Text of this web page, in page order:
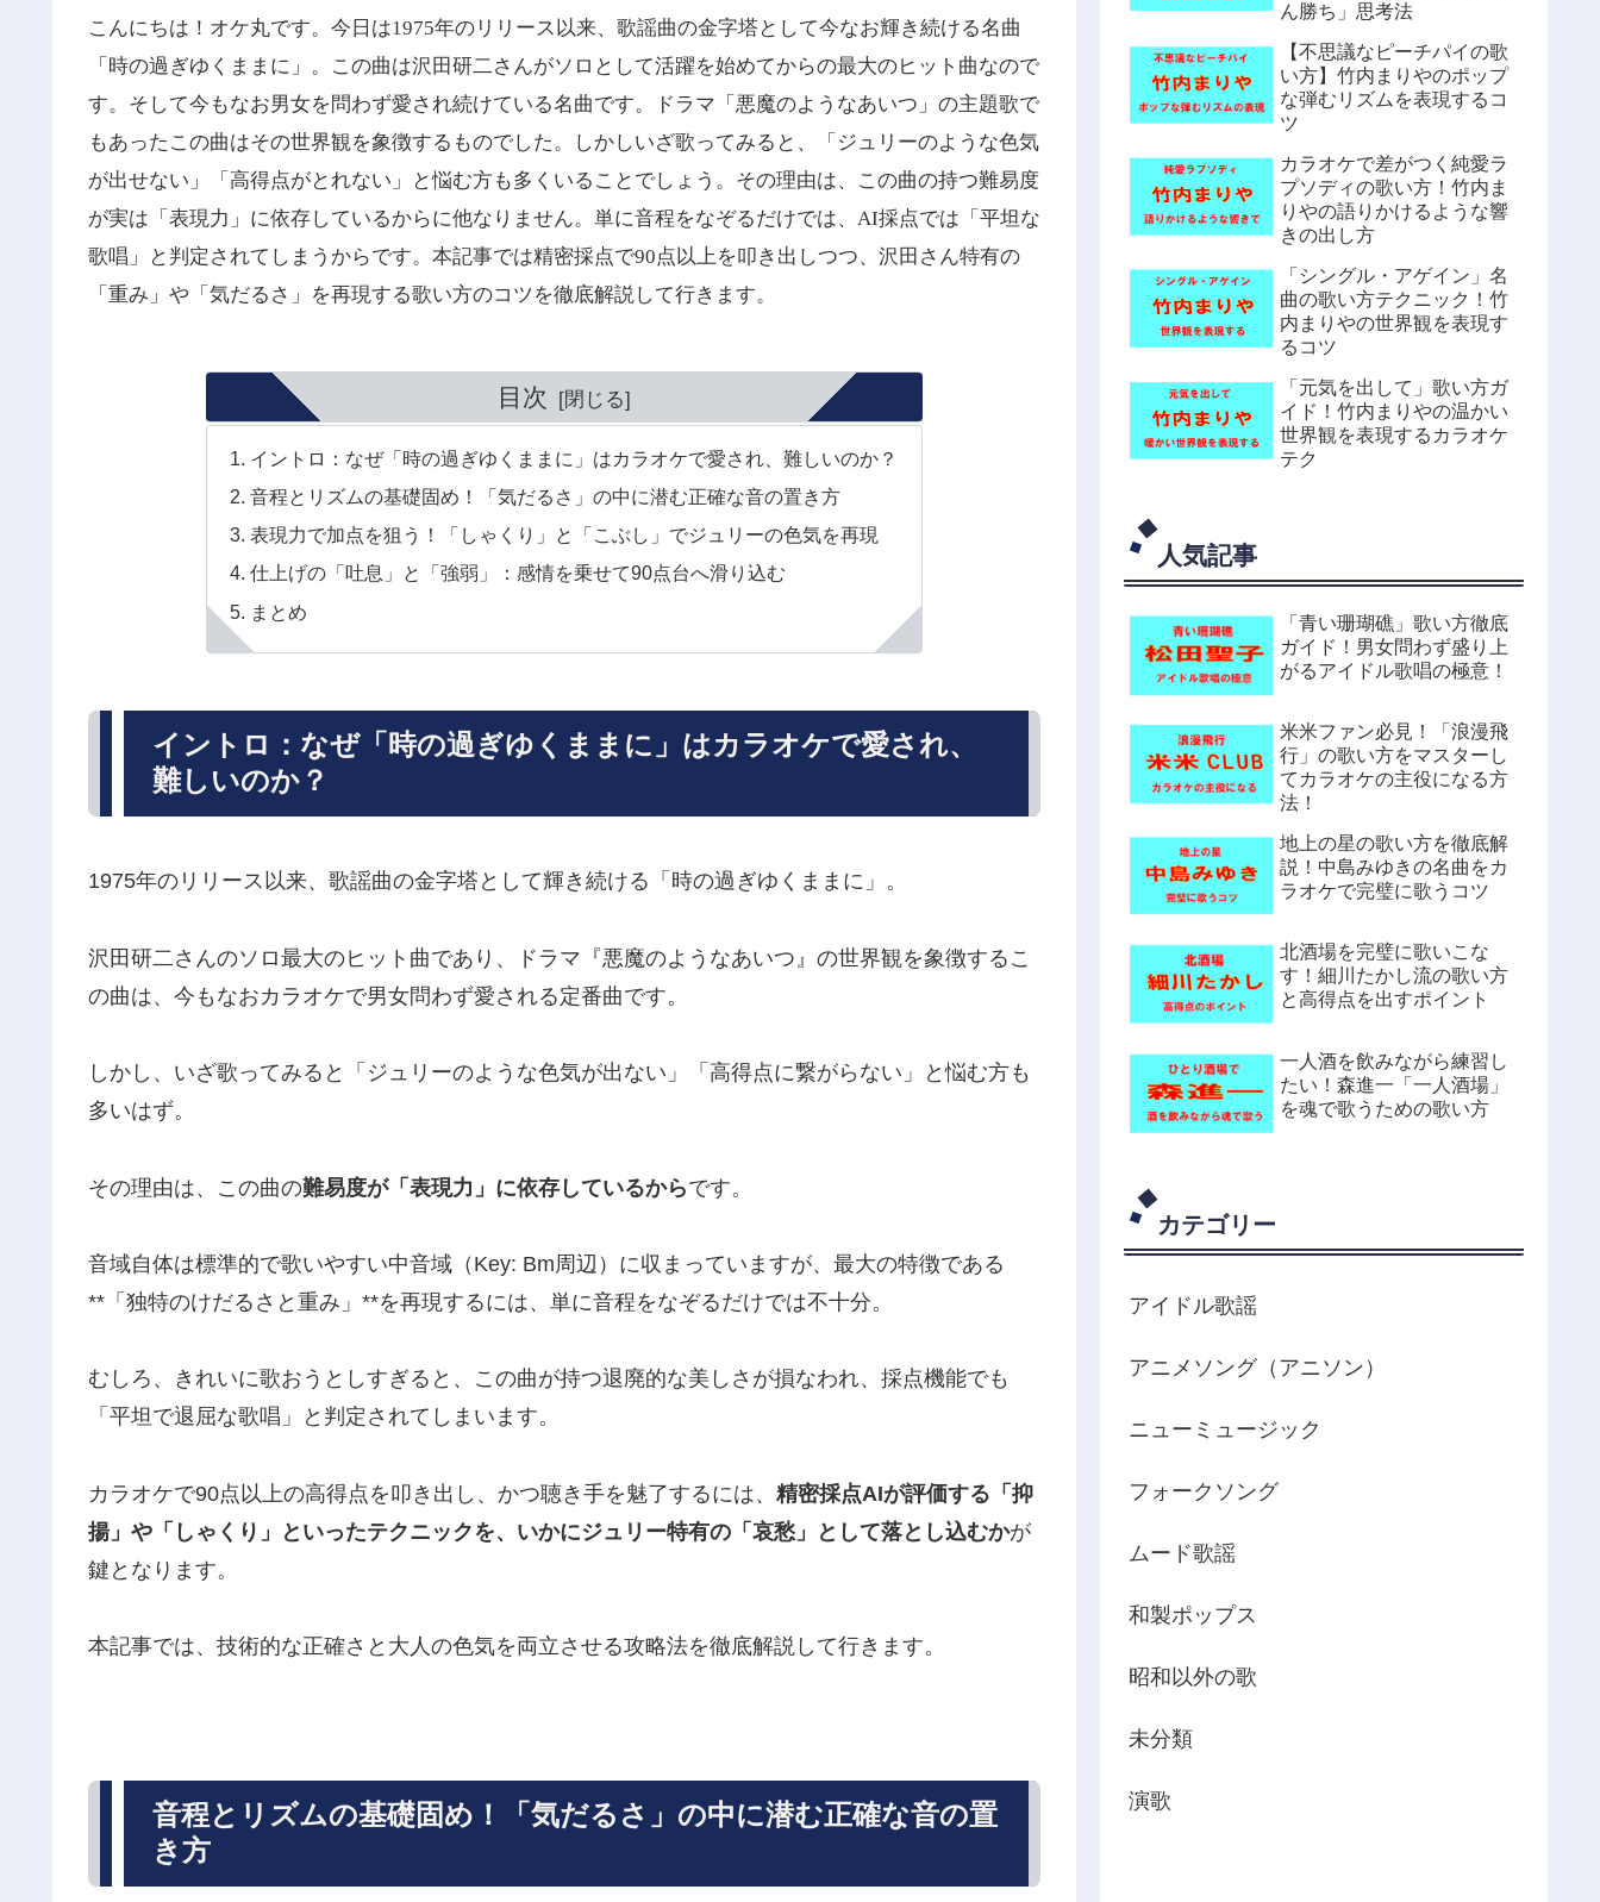
こんにちは！オケ丸です。今日は1975年のリリース以来、歌謡曲の金字塔として今なお輝き続ける名曲
「時の過ぎゆくままに」。この曲は沢田研二さんがソロとして活躍を始めてからの最大のヒット曲なので
す。そして今もなお男女を問わず愛され続けている名曲です。ドラマ「悪魔のようなあいつ」の主題歌で
もあったこの曲はその世界観を象徴するものでした。しかしいざ歌ってみると、「ジュリーのような色気
が出せない」「高得点がとれない」と悩む方も多くいることでしょう。その理由は、この曲の持つ難易度
が実は「表現力」に依存しているからに他なりません。単に音程をなぞるだけでは、 AI採点では「平坦な
歌唱」と判定されてしまうからです。本記事では精密採点で90点以上を叩き出しつつ、沢田さん特有の
「重み」や「気だるさ」を再現する歌い方のコツを徹底解説して行きます。
目次
イントロ：なぜ「時の過ぎゆくままに」はカラオケで愛され、難しいのか？
音程とリズムの基礎固め！「気だるさ」の中に潜む正確な音の置き方
表現力で加点を狙う！「しゃくり」と「こぶし」でジュリーの色気を再現
仕上げの「吐息」と「強弱」：感情を乗せて90点台へ滑り込む
まとめ
イントロ：なぜ「時の過ぎゆくままに」はカラオケで愛され、
難しいのか？
1975年のリリース以来、歌謡曲の金字塔として輝き続ける「時の過ぎゆくままに」。
沢田研二さんのソロ最大のヒット曲であり、ドラマ『悪魔のようなあいつ』の世界観を象徴するこ
の曲は、今もなおカラオケで男女問わず愛される定番曲です。
しかし、いざ歌ってみると「ジュリーのような色気が出ない」「高得点に繋がらない」と悩む方も
多いはず。
その理由は、この曲の難易度が「表現力」に依存しているからです。
音域自体は標準的で歌いやすい中音域（Key: Bm周辺）に収まっていますが、最大の特徴である
**「独特のけだるさと重み」**を再現するには、単に音程をなぞるだけでは不十分。
むしろ、きれいに歌おうとしすぎると、この曲が持つ退廃的な美しさが損なわれ、採点機能でも
「平坦で退屈な歌唱」と判定されてしまいます。
カラオケで90点以上の高得点を叩き出し、かつ聴き手を魅了するには、 精密採点AIが評価する「抑
揚」や「しゃくり」といったテクニックを、いかにジュリー特有の「哀愁」として落とし込むかが
鍵となります。
本記事では、技術的な正確さと大人の色気を両立させる攻略法を徹底解説して行きます。
音程とリズムの基礎固め！「気だるさ」の中に潜む正確な音の置
き方
ん勝ち」思考法
【不思議なピーチパイの歌
い方】竹内まりやのポップ
な弾むリズムを表現するコ
ツ
カラオケで差がつく純愛ラ
プソディの歌い方！竹内ま
りやの語りかけるような響
きの出し方
「シングル・アゲイン」名
曲の歌い方テクニック！竹
内まりやの世界観を表現す
るコツ
「元気を出して」歌い方ガ
イド！竹内まりやの温かい
世界観を表現するカラオケ
テク
人気記事
「青い珊瑚礁」歌い方徹底
ガイド！男女問わず盛り上
がるアイドル歌唱の極意！
米米ファン必見！「浪漫飛
行」の歌い方をマスターし
てカラオケの主役になる方
法！
地上の星の歌い方を徹底解
説！中島みゆきの名曲をカ
ラオケで完璧に歌うコツ
北酒場を完璧に歌いこな
す！細川たかし流の歌い方
と高得点を出すポイント
一人酒を飲みながら練習し
たい！森進一「一人酒場」
を魂で歌うための歌い方
カテゴリー
アイドル歌謡
アニメソング（アニソン）
ニューミュージック
フォークソング
ムード歌謡
和製ポップス
昭和以外の歌
未分類
演歌